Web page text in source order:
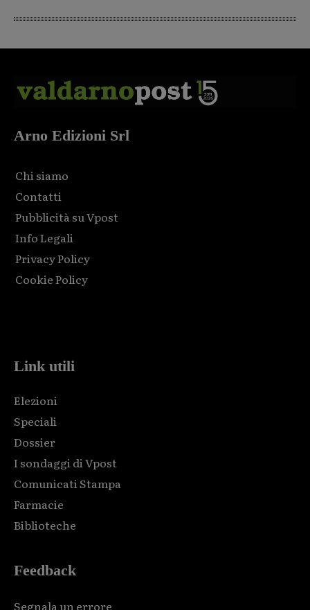
Arno Edizioni Srl
Chi siamo
Contatti
Pubblicità su Vpost
Info Legali
Privacy Policy
Cookie Policy
Link utili
Elezioni
Speciali
Dossier
I sondaggi di Vpost
Comunicati Stampa
Farmacie
Biblioteche
Feedback
Segnala un errore